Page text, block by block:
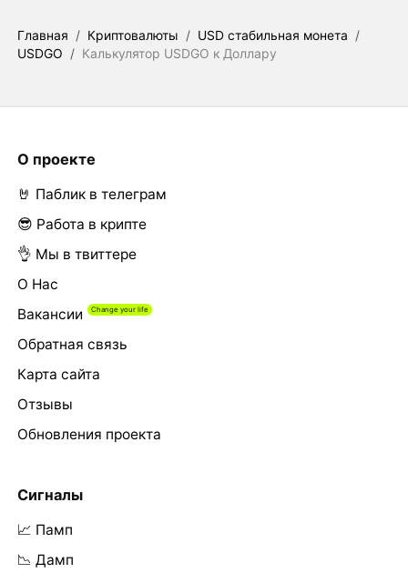
Главная / Криптовалюты / USD стабильная монета /
USDGO / Калькулятор USDGO к Доллару
О проекте
🤘 Паблик в телеграм
😎 Работа в крипте
👌 Мы в твиттере
О Нас
Вакансии
Обратная связь
Карта сайта
Отзывы
Обновления проекта
Сигналы
📈 Памп
📉 Дамп